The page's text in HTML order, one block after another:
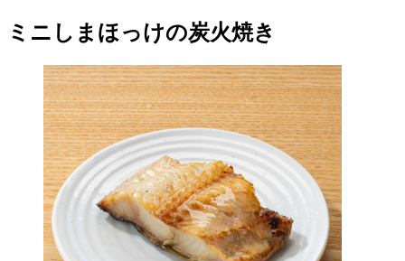
ミニしまほっけの炭火焼き